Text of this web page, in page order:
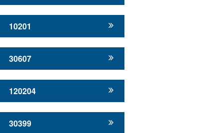
10201
30607
120204
30399